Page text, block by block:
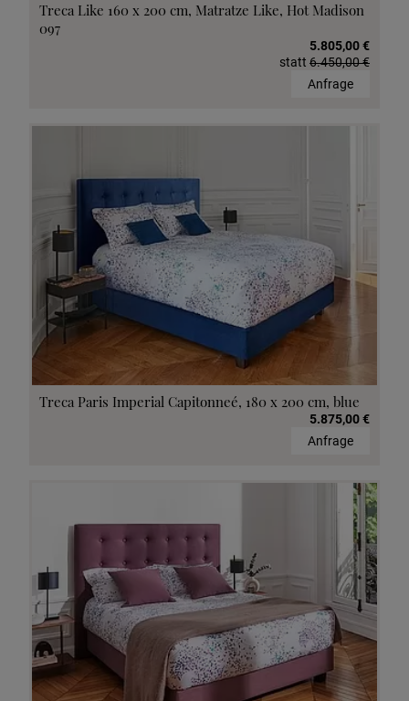
Treca Like 160 x 200 cm, Matratze Like, Hot Madison
097
5.805,00 €
statt 6.450,00 €
Anfrage
Treca Paris Imperial Capitonneé, 180 x 200 cm, blue
5.875,00 €
Anfrage